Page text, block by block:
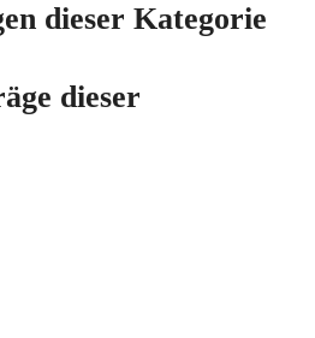
dieser Kategorie
dieser